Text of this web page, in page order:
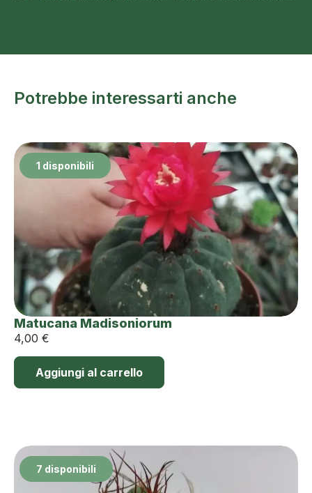
Potrebbe interessarti anche
1 disponibili
Matucana Madisoniorum
4,00 €
Aggiungi al carrello
7 disponibili